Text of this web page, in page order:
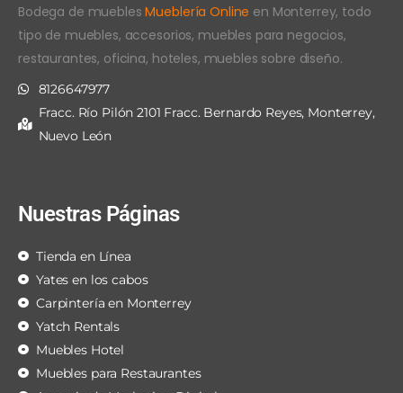
Bodega de mueblesMueblería Online en Monterrey, todo
tipo de muebles, accesorios, muebles para negocios,
restaurantes, oficina, hoteles, muebles sobre diseño.
8126647977
Fracc. Río Pilón 2101 Fracc. Bernardo Reyes, Monterrey,
Nuevo León
Nuestras Páginas
Tienda en Línea
Yates en los cabos
Carpintería en Monterrey
Yatch Rentals
Muebles Hotel
Muebles para Restaurantes